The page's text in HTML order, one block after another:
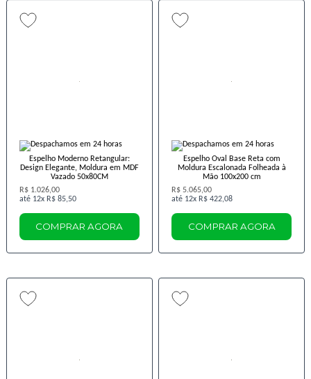
Espelho Moderno Retangular:
Design Elegante, Moldura em MDF
Vazado 50x80CM
R$ 1.026,00
12x R$ 85,50
COMPRAR AGORA
Espelho Oval Base Reta com
Moldura Escalonada Folheada à
Mão 100x200 cm
R$ 5.065,00
12x R$ 422,08
COMPRAR AGORA